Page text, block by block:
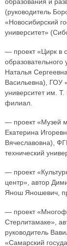
(руководитель
«Новосибирский
университет»
— проект «Цирк в
Наталья
Васильевна), ГОУ
университет им.
филиал.
— проект «Музей
Екатерина
Вячеславовна),
технический
— проект
центр», автор
Янош Яношевич,
— проект
Стерлитамаке»,
руководитель
«Самарский